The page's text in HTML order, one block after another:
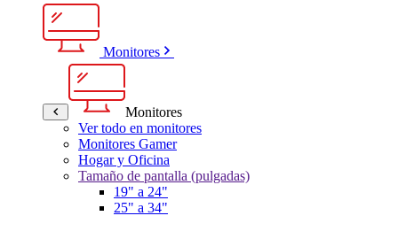
Monitores
Monitores
Ver todo en monitores
Monitores Gamer
Hogar y Oficina
Tamaño de pantalla (pulgadas)
19" a 24"
25" a 34"